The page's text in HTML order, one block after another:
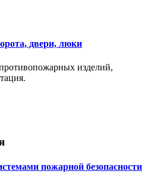
двери, люки
изделий,
пожарной безопасности